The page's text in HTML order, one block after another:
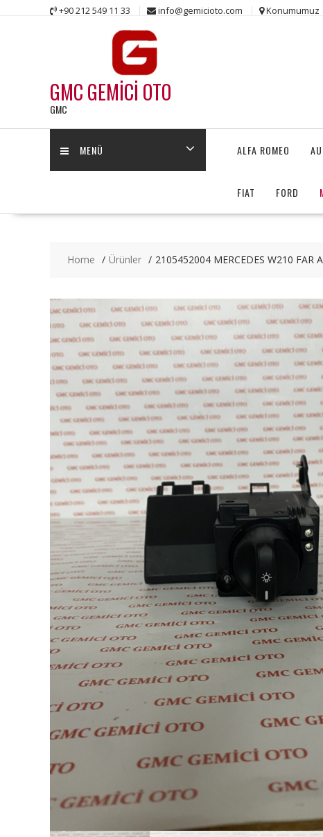
+90 212 549 11 33 info@gemicioto.com Konumumuz
GMC GEMİCİ OTO
GMC
MENÜ ALFA ROMEO
FIAT FORD
Home Ürünler 2105452004 MERCEDES W210 FAR